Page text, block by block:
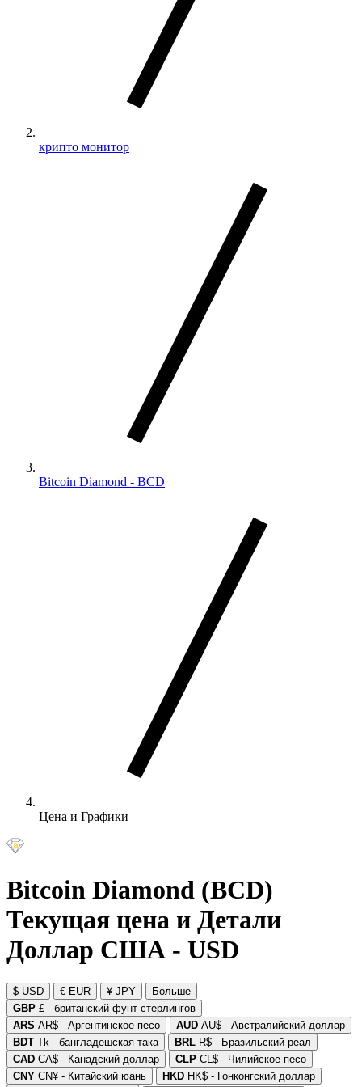
крипто монитор
Bitcoin Diamond - BCD
Цена и Графики
Bitcoin Diamond (BCD)
Текущая цена и Детали
Доллар США - USD
$ USD € EUR ¥ JPY
Больше
GBP £ - британский фунт стерлингов
ARS AR$ - Аргентинское песо AUD AU$ - Австралийский доллар
BDT Tk - бангладешская така BRL R$ - Бразильский реал
CAD CA$ - Канадский доллар CLP CL$ - Чилийское песо
CNY CN¥ - Китайский юань HKD HK$ - Гонконгский доллар